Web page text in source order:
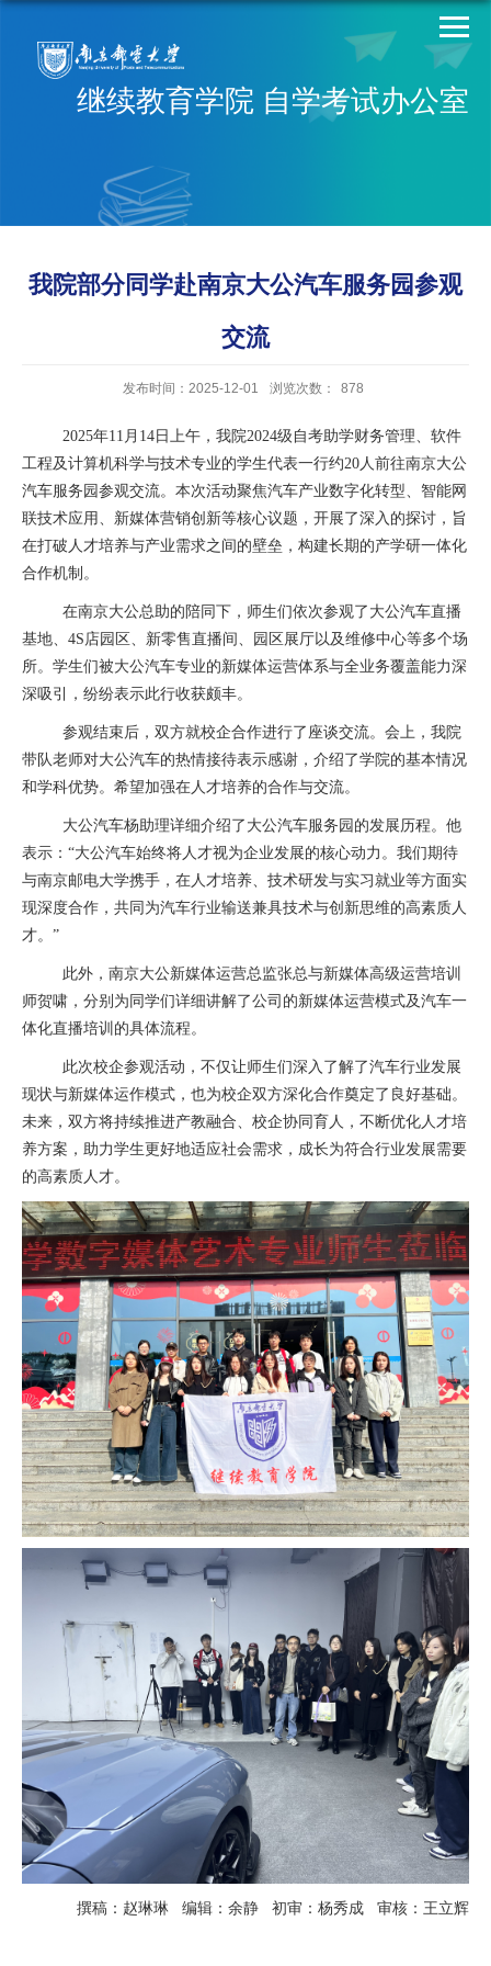
继续教育学院 自学考试办公室
我院部分同学赴南京大公汽车服务园参观
交流
发布时间：2025-12-01 浏览次数： 878
2025年11月14日上午，我院2024级自考助学财务管理、软件
工程及计算机科学与技术专业的学生代表一行约20人前往南京大公
汽车服务园参观交流。本次活动聚焦汽车产业数字化转型、智能网
联技术应用、新媒体营销创新等核心议题，开展了深入的探讨，旨
在打破人才培养与产业需求之间的壁垒，构建长期的产学研一体化
合作机制。
在南京大公总助的陪同下，师生们依次参观了大公汽车直播
基地、4S店园区、新零售直播间、园区展厅以及维修中心等多个场
所。学生们被大公汽车专业的新媒体运营体系与全业务覆盖能力深
深吸引，纷纷表示此行收获颇丰。
参观结束后，双方就校企合作进行了座谈交流。会上，我院
带队老师对大公汽车的热情接待表示感谢，介绍了学院的基本情况
和学科优势。希望加强在人才培养的合作与交流。
大公汽车杨助理详细介绍了大公汽车服务园的发展历程。他
表示：“大公汽车始终将人才视为企业发展的核心动力。我们期待
与南京邮电大学携手，在人才培养、技术研发与实习就业等方面实
现深度合作，共同为汽车行业输送兼具技术与创新思维的高素质人
才。”
此外，南京大公新媒体运营总监张总与新媒体高级运营培训
师贺啸，分别为同学们详细讲解了公司的新媒体运营模式及汽车一
体化直播培训的具体流程。
此次校企参观活动，不仅让师生们深入了解了汽车行业发展
现状与新媒体运作模式，也为校企双方深化合作奠定了良好基础。
未来，双方将持续推进产教融合、校企协同育人，不断优化人才培
养方案，助力学生更好地适应社会需求，成长为符合行业发展需要
的高素质人才。
撰稿：赵琳琳 编辑：余静 初审：杨秀成 审核：王立辉